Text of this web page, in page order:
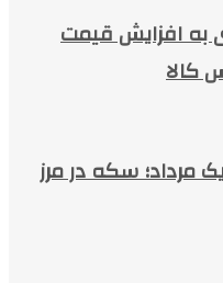
به افزایش قیمت
کالا
مرداد؛ سکه در مرز